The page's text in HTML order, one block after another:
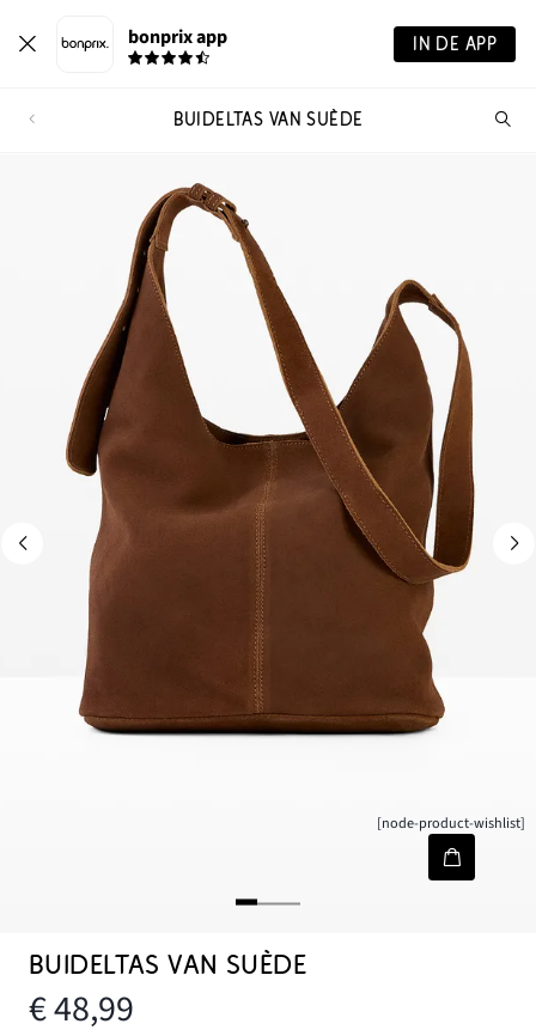
bonprix app IN DE APP
BUIDELTAS VAN SUÈDE
[node-product-wishlist]
BUIDELTAS VAN SUÈDE
€ 48,99